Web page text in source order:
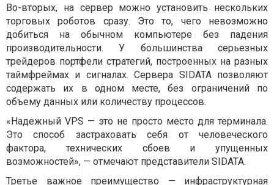
Во-вторых, на сервер можно установить нескольких
торговых роботов сразу. Это то, чего невозможно
добиться на обычном компьютере без падения
производительности. У большинства серьезных
трейдеров портфели стратегий, построенных на разных
таймфреймах и сигналах. Сервера SIDATA позволяют
содержать их в одном месте, без ограничений по
объему данных или количеству процессов.
«Надежный VPS — это не просто место для терминала.
Это способ застраховать себя от человеческого
фактора, технических сбоев и упущенных
возможностей», — отмечают представители SIDATA.
Третье важное преимущество — инфраструктурная